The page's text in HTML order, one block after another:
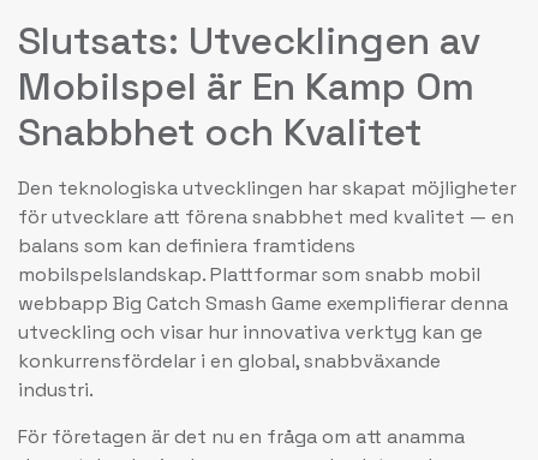
Slutsats: Utvecklingen av
Mobilspel är En Kamp Om
Snabbhet och Kvalitet
Den teknologiska utvecklingen har skapat möjligheter
för utvecklare att förena snabbhet med kvalitet — en
balans som kan definiera framtidens
mobilspelslandskap. Plattformar som snabb mobil
webbapp Big Catch Smash Game exemplifierar denna
utveckling och visar hur innovativa verktyg kan ge
konkurrensfördelar i en global, snabbväxande
industri.
För företagen är det nu en fråga om att anamma